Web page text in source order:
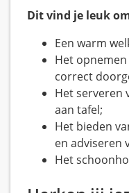
Dit vind je leuk
Een warm
Het
correct
Het serveren
aan tafel;
Het bieden
en adviseren
Het